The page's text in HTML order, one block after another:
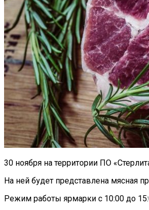
30 ноября на территории ПО
На ней будет представлена мясная
Режим работы ярмарки с 10:00 до